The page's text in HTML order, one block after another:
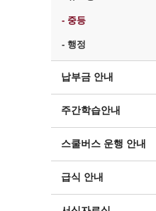
- 중등
- 행정
납부금 안내
주간학습안내
스쿨버스 운행 안내
급식 안내